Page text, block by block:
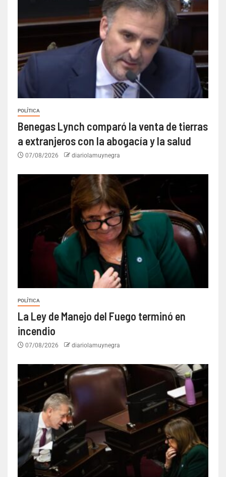
POLÍTICA
Benegas Lynch comparó la venta de tierras
a extranjeros con la abogacía y la salud
07/08/2026 diariolamuynegra
POLÍTICA
La Ley de Manejo del Fuego terminó en
incendio
07/08/2026 diariolamuynegra